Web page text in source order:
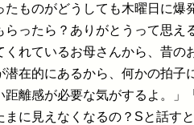
たものがどうしても木曜日に爆
らったら？ありがとうって思え
くれているお母さんから、昔の
潜在的にあるから、何かの拍子
距離感が必要な気がするよ。」
まに見えなくなるの？Sと話す